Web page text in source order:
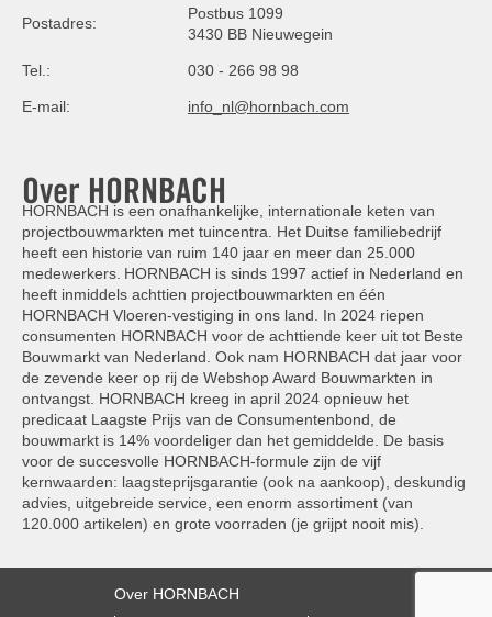
Postadres:
Postbus 1099
3430 BB Nieuwegein
Tel.: 030 - 266 98 98
E-mail: info_nl@hornbach.com
Over HORNBACH
HORNBACH is een onafhankelijke, internationale keten van
projectbouwmarkten met tuincentra. Het Duitse familiebedrijf
heeft een historie van ruim 140 jaar en meer dan 25.000
medewerkers. HORNBACH is sinds 1997 actief in Nederland en
heeft inmiddels achttien projectbouwmarkten en één
HORNBACH Vloeren-vestiging in ons land. In 2024 riepen
consumenten HORNBACH voor de achttiende keer uit tot Beste
Bouwmarkt van Nederland. Ook nam HORNBACH dat jaar voor
de zevende keer op rij de Webshop Award Bouwmarkten in
ontvangst. HORNBACH kreeg in april 2024 opnieuw het
predicaat Laagste Prijs van de Consumentenbond, de
bouwmarkt is 14% voordeliger dan het gemiddelde. De basis
voor de succesvolle HORNBACH-formule zijn de vijf
kernwaarden: laagsteprijsgarantie (ook na aankoop), deskundig
advies, uitgebreide service, een enorm assortiment (van
120.000 artikelen) en grote voorraden (je grijpt nooit mis).
Over HORNBACH